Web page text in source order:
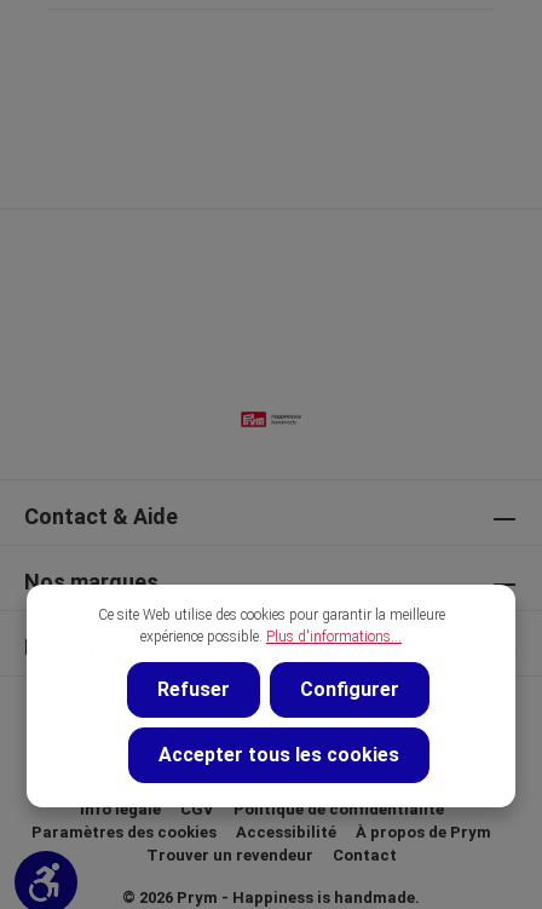
Contact & Aide
Nos marques
Découvrir
© 2026 Prym - Happiness is handmade.
Info légale CGV
Politique de confidentialité
Paramètres des cookies
Accessibilité
À propos de Prym
Trouver un revendeur
Contact
Afficher la barre d'outils
Ce site Web utilise des cookies pour garantir la meilleure
expérience possible. Plus d'informations...
Refuser Configurer
Accepter tous les cookies